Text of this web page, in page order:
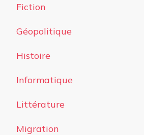
Fiction
Géopolitique
Histoire
Informatique
Littérature
Migration